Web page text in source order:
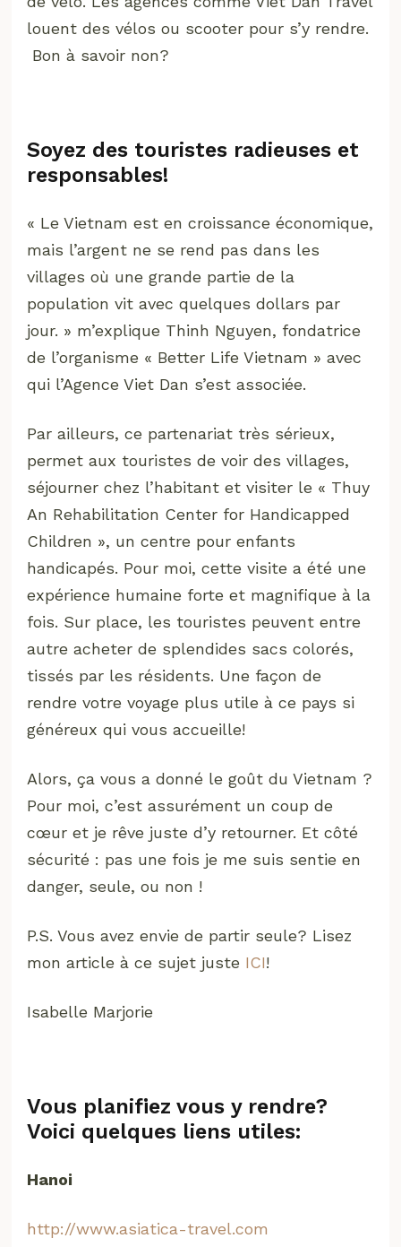
louent des vélos ou scooter pour s’y rendre.
Bon à savoir non?
Soyez des touristes radieuses et
responsables!
« Le Vietnam est en croissance économique,
mais l’argent ne se rend pas dans les
villages où une grande partie de la
population vit avec quelques dollars par
jour. » m’explique Thinh Nguyen, fondatrice
de l’organisme « Better Life Vietnam » avec
qui l’Agence Viet Dan s’est associée.
Par ailleurs, ce partenariat très sérieux,
permet aux touristes de voir des villages,
séjourner chez l’habitant et visiter le « Thuy
An Rehabilitation Center for Handicapped
Children », un centre pour enfants
handicapés. Pour moi, cette visite a été une
expérience humaine forte et magnifique à la
fois. Sur place, les touristes peuvent entre
autre acheter de splendides sacs colorés,
tissés par les résidents. Une façon de
rendre votre voyage plus utile à ce pays si
généreux qui vous accueille!
Alors, ça vous a donné le goût du Vietnam ?
Pour moi, c’est assurément un coup de
cœur et je rêve juste d’y retourner. Et côté
sécurité : pas une fois je me suis sentie en
danger, seule, ou non !
P.S. Vous avez envie de partir seule? Lisez
mon article à ce sujet juste ICI!
Isabelle Marjorie
Vous planifiez vous y rendre?
Voici quelques liens utiles:
Hanoi
http://www.asiatica-travel.com